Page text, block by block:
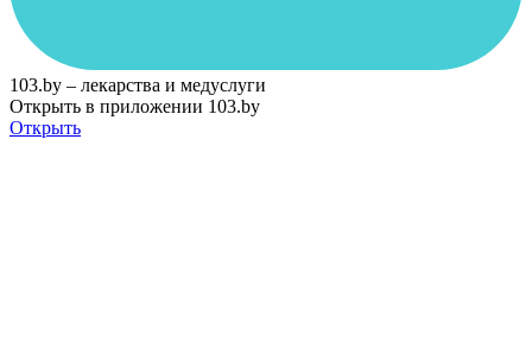
103.by – лекарства и медуслуги
Открыть в приложении 103.by
Открыть